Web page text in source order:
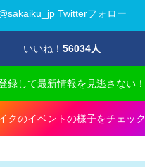
Twitterフォロー
いいね！ 56034人
録して最新情報を見逃さない！
クのイベントの様子をチェック